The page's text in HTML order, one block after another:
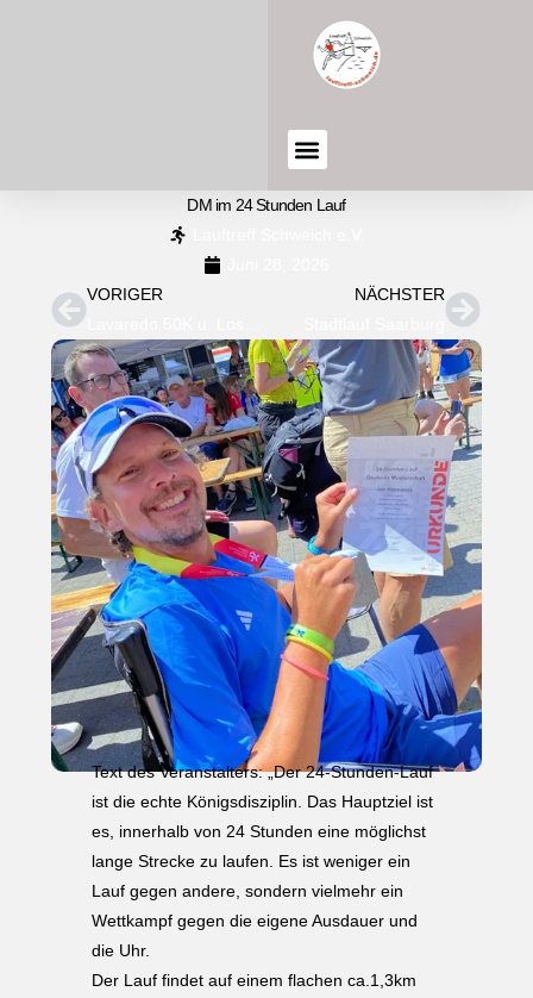
DM im 24 Stunden Lauf
VORIGER
NÄCHSTER
Text des Veranstalters: „Der 24-Stunden-Lauf
ist die echte Königsdisziplin. Das Hauptziel ist
es, innerhalb von 24 Stunden eine möglichst
lange Strecke zu laufen. Es ist weniger ein
Lauf gegen andere, sondern vielmehr ein
Wettkampf gegen die eigene Ausdauer und
die Uhr.
Der Lauf findet auf einem flachen ca.1,3km